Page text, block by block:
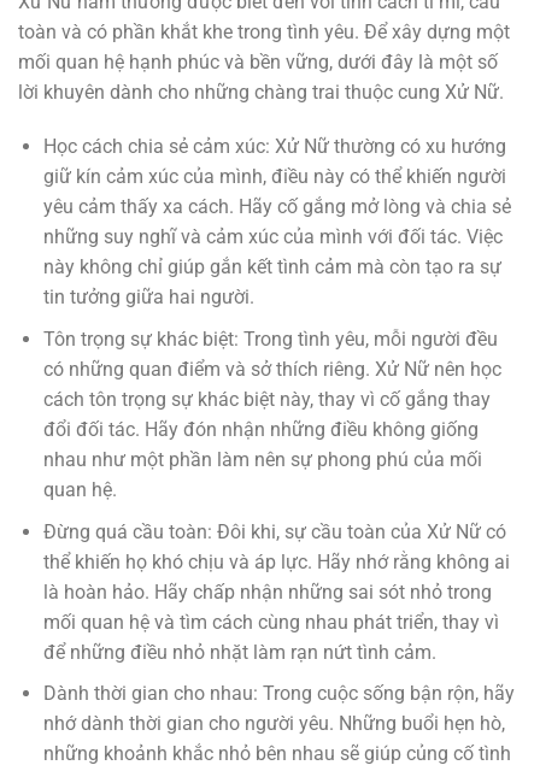
toàn và có phần khắt khe trong tình yêu. Để xây dựng một
mối quan hệ hạnh phúc và bền vững, dưới đây là một số
lời khuyên dành cho những chàng trai thuộc cung Xử Nữ.
Học cách chia sẻ cảm xúc: Xử Nữ thường có xu hướng
giữ kín cảm xúc của mình, điều này có thể khiến người
yêu cảm thấy xa cách. Hãy cố gắng mở lòng và chia sẻ
những suy nghĩ và cảm xúc của mình với đối tác. Việc
này không chỉ giúp gắn kết tình cảm mà còn tạo ra sự
tin tưởng giữa hai người.
Tôn trọng sự khác biệt: Trong tình yêu, mỗi người đều
có những quan điểm và sở thích riêng. Xử Nữ nên học
cách tôn trọng sự khác biệt này, thay vì cố gắng thay
đổi đối tác. Hãy đón nhận những điều không giống
nhau như một phần làm nên sự phong phú của mối
quan hệ.
Đừng quá cầu toàn: Đôi khi, sự cầu toàn của Xử Nữ có
thể khiến họ khó chịu và áp lực. Hãy nhớ rằng không ai
là hoàn hảo. Hãy chấp nhận những sai sót nhỏ trong
mối quan hệ và tìm cách cùng nhau phát triển, thay vì
để những điều nhỏ nhặt làm rạn nứt tình cảm.
Dành thời gian cho nhau: Trong cuộc sống bận rộn, hãy
nhớ dành thời gian cho người yêu. Những buổi hẹn hò,
những khoảnh khắc nhỏ bên nhau sẽ giúp củng cố tình